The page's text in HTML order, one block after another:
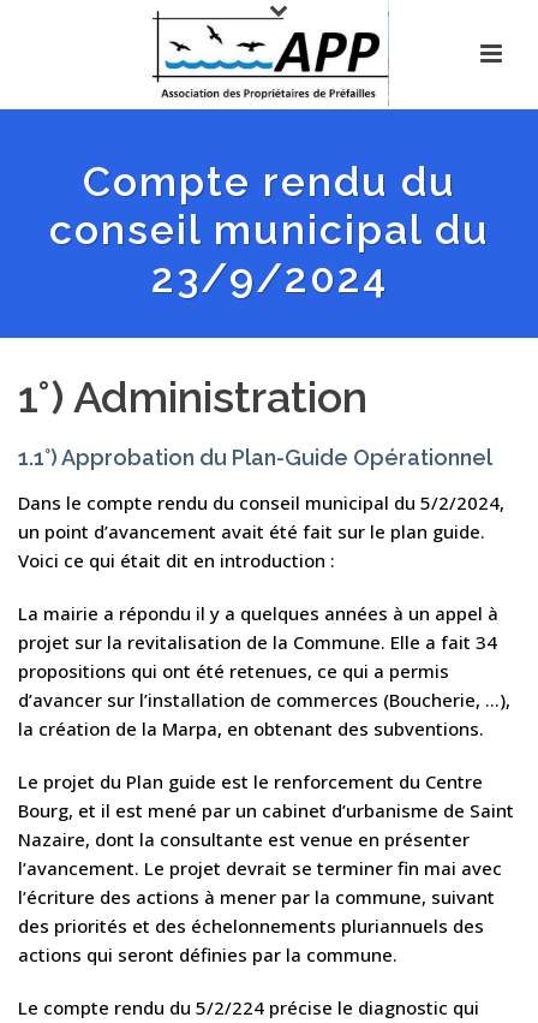
Compte rendu du
conseil municipal du
23/9/2024
1°) Administration
1.1°) Approbation du Plan-Guide Opérationnel
Dans le compte rendu du conseil municipal du 5/2/2024,
un point d’avancement avait été fait sur le plan guide.
Voici ce qui était dit en introduction :
La mairie a répondu il y a quelques années à un appel à
projet sur la revitalisation de la Commune. Elle a fait 34
propositions qui ont été retenues, ce qui a permis
d’avancer sur l’installation de commerces (Boucherie, …),
la création de la Marpa, en obtenant des subventions.
Le projet du Plan guide est le renforcement du Centre
Bourg, et il est mené par un cabinet d’urbanisme de Saint
Nazaire, dont la consultante est venue en présenter
l’avancement. Le projet devrait se terminer fin mai avec
l’écriture des actions à mener par la commune, suivant
des priorités et des échelonnements pluriannuels des
actions qui seront définies par la commune.
Le compte rendu du 5/2/224 précise le diagnostic qui